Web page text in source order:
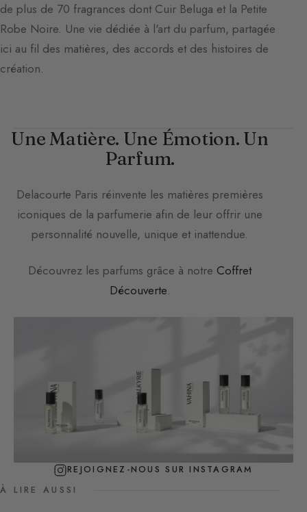
de plus de 70 fragrances dont Cuir Beluga et la Petite
Robe Noire. Une vie dédiée à l'art du parfum, partagée
ici au fil des matières, des accords et des histoires de
création.
Une Matière. Une Émotion. Un
Parfum.
Delacourte Paris réinvente les matières premières
iconiques de la parfumerie afin de leur offrir une
personnalité nouvelle, unique et inattendue.
Découvrez les parfums grâce à notre Coffret
Découverte.
REJOIGNEZ-NOUS SUR INSTAGRAM
À LIRE AUSSI